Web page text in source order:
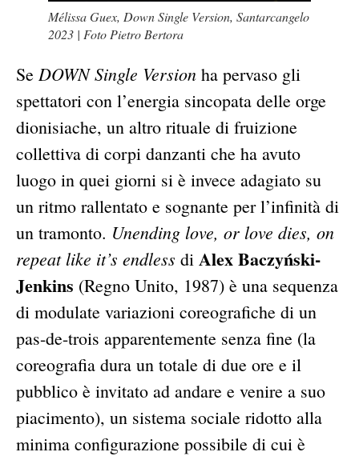
Mélissa Guex, Down Single Version, Santarcangelo
2023 | Foto Pietro Bertora
Se DOWN Single Version ha pervaso gli
spettatori con l’energia sincopata delle orge
dionisiache, un altro rituale di fruizione
collettiva di corpi danzanti che ha avuto
luogo in quei giorni si è invece adagiato su
un ritmo rallentato e sognante per l’infinità di
un tramonto. Unending love, or love dies, on
repeat like it’s endless di Alex Baczyński-
Jenkins (Regno Unito, 1987) è una sequenza
di modulate variazioni coreografiche di un
pas-de-trois apparentemente senza fine (la
coreografia dura un totale di due ore e il
pubblico è invitato ad andare e venire a suo
piacimento), un sistema sociale ridotto alla
minima configurazione possibile di cui è